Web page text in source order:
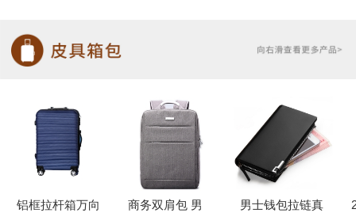
铝框拉杆箱万向
商务双肩包 男
男士钱包拉链真